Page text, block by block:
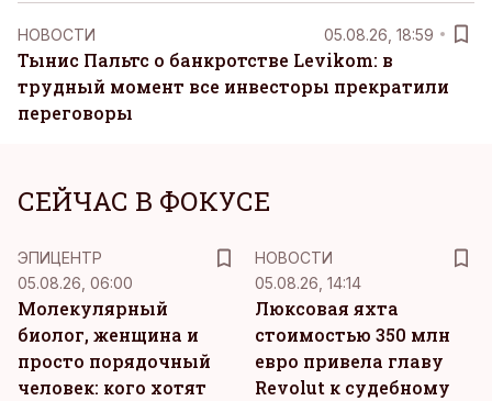
НОВОСТИ 05.08.26, 18:59
Тынис Пальтс о банкротстве Levikom: в
трудный момент все инвесторы прекратили
переговоры
СЕЙЧАС В ФОКУСЕ
ЭПИЦЕНТР
05.08.26, 06:00
Молекулярный
биолог, женщина и
просто порядочный
человек: кого хотят
НОВОСТИ
05.08.26, 14:14
Люксовая яхта
стоимостью 350 млн
евро привела главу
Revolut к судебному